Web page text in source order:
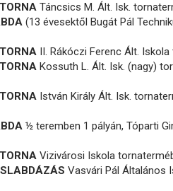
Táncsics M. Ált. Isk.
(13 évesektől Bugát Pál
II. Rákóczi Ferenc Ált.
Kossuth L. Ált. Isk. (nagy)
István Király Ált. Isk.
½ teremben 1 pályán, Tóparti
Vizivárosi Iskola
Vasvári Pál Általános